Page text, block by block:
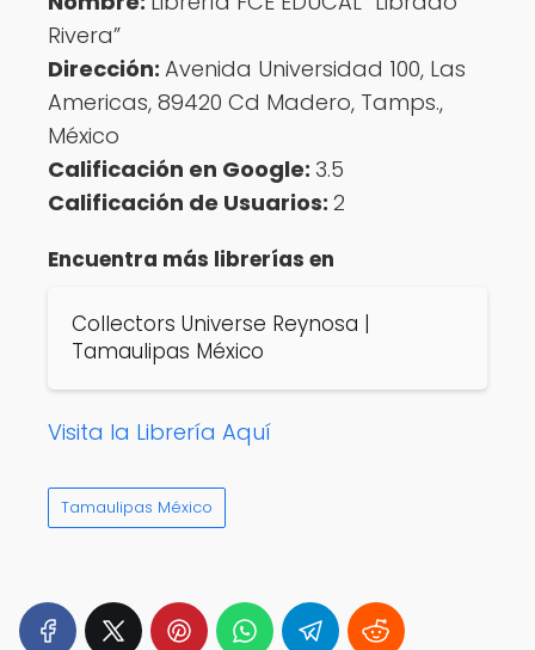
Rivera”
Dirección: Avenida Universidad 100, Las
Americas, 89420 Cd Madero, Tamps.,
México
Calificación en Google: 3.5
Calificación de Usuarios: 2
Encuentra más librerías en
Collectors Universe Reynosa |
Tamaulipas México
Visita la Librería Aquí
Tamaulipas México